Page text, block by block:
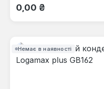
Звичайна ціна:
0,00 ₴
Немає в наявності